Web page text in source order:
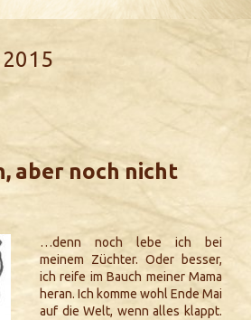
aber noch nicht
…denn noch lebe ich bei
meinem Züchter. Oder besser,
ich reife im Bauch meiner Mama
heran. Ich komme wohl Ende Mai
auf die Welt, wenn alles klappt.